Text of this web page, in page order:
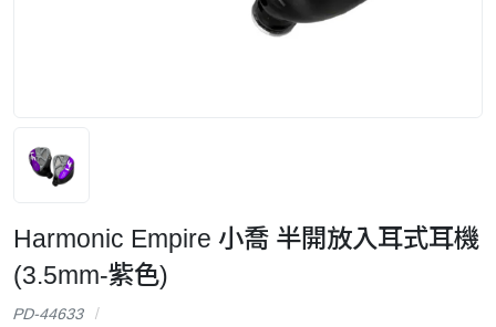
Harmonic Empire 小喬 半開放入耳式耳機
(3.5mm-紫色)
PD-44633